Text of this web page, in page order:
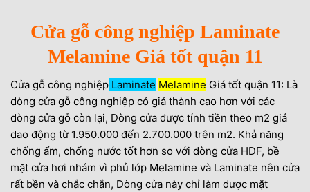
Cửa gỗ công nghiệp Laminate
Melamine Giá tốt quận 11
Cửa gỗ công nghiệp Laminate Melamine Giá tốt quận 11: Là
dòng cửa gỗ công nghiệp có giá thành cao hơn với các
dòng cửa gỗ còn lại, Dòng cửa được tính tiền theo m2 giá
dao động từ 1.950.000 đến 2.700.000 trên m2. Khả năng
chống ẩm, chống nước tốt hơn so với dòng cửa HDF, bề
mặt cửa hơi nhám vì phủ lớp Melamine và Laminate nên cửa
rất bền và chắc chắn, Dòng cửa này chỉ làm dược mặt